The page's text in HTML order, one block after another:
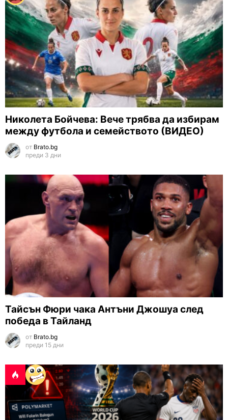
Николета Бойчева: Вече трябва да избирам
между футбола и семейството (ВИДЕО)
от Brato.bg
преди 3 дни
Тайсън Фюри чака Антъни Джошуа след
победа в Тайланд
от Brato.bg
преди 15 дни